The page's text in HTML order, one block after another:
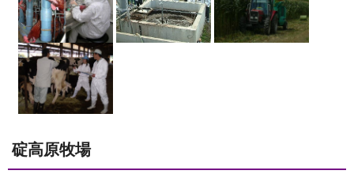
碇高原牧場